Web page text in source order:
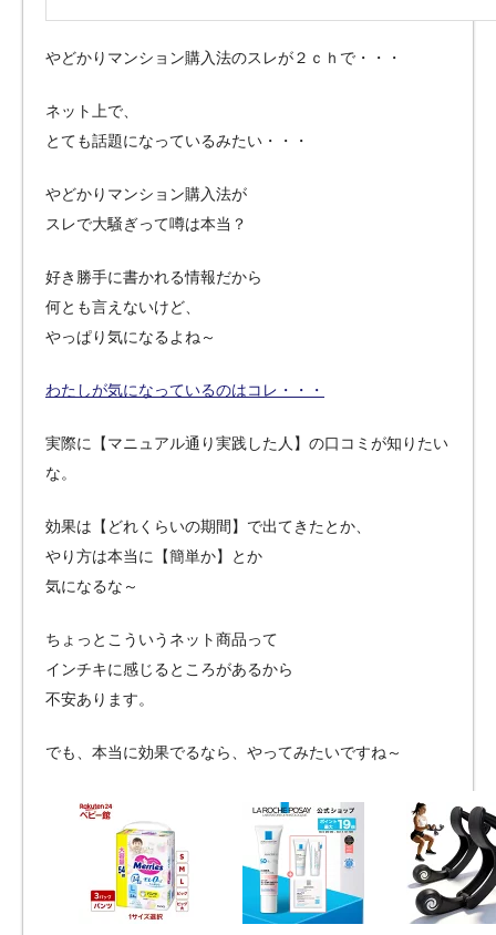
やどかりマンション購入法のスレが２ｃｈで・・・
ネット上で、
とても話題になっているみたい・・・
やどかりマンション購入法が
スレで大騒ぎって噂は本当？
好き勝手に書かれる情報だから
何とも言えないけど、
やっぱり気になるよね～
わたしが気になっているのはコレ・・・
実際に【マニュアル通り実践した人】の口コミが知りたい
な。
効果は【どれくらいの期間】で出てきたとか、
やり方は本当に【簡単か】とか
気になるな～
ちょっとこういうネット商品って
インチキに感じるところがあるから
不安あります。
でも、本当に効果でるなら、やってみたいですね～